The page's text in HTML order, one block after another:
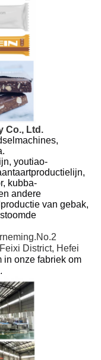
Co., Ltd.
youtiao-
kubba-
andere
productie van gebak,
No.2
District, Hefei
in onze fabriek om